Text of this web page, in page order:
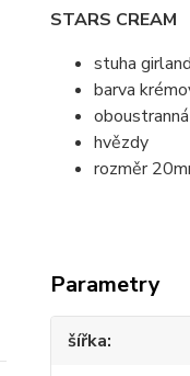
STARS CREAM
stuha
barva
oboustranná
hvězdy
rozměr
Parametry
šířka